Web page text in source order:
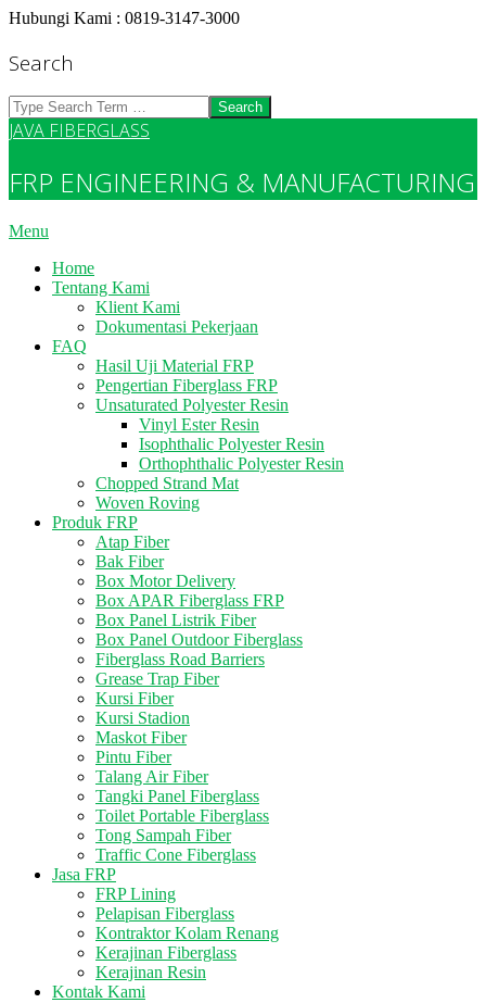
Skip
content
Hubungi Kami : 0819-3147-3000
Search
Search
JAVA FIBERGLASS
FRP ENGINEERING & MANUFACTURING
Primary
Menu
Menu
Home
Tentang Kami
Klient Kami
Dokumentasi Pekerjaan
FAQ
Hasil Uji Material FRP
Pengertian Fiberglass FRP
Unsaturated Polyester Resin
Vinyl Ester Resin
Isophthalic Polyester Resin
Orthophthalic Polyester Resin
Chopped Strand Mat
Woven Roving
Produk FRP
Atap Fiber
Bak Fiber
Box Motor Delivery
Box APAR Fiberglass FRP
Box Panel Listrik Fiber
Box Panel Outdoor Fiberglass
Fiberglass Road Barriers
Grease Trap Fiber
Kursi Fiber
Kursi Stadion
Maskot Fiber
Pintu Fiber
Talang Air Fiber
Tangki Panel Fiberglass
Toilet Portable Fiberglass
Tong Sampah Fiber
Traffic Cone Fiberglass
Jasa FRP
FRP Lining
Pelapisan Fiberglass
Kontraktor Kolam Renang
Kerajinan Fiberglass
Kerajinan Resin
Kontak Kami